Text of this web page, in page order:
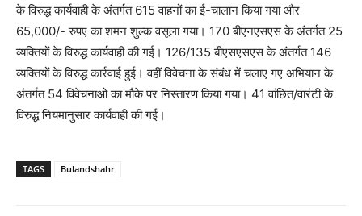
के विरुद्ध कार्यवाही के अंतर्गत 615 वाहनों का ई-चालान किया गया और
65,000/- रुपए का शमन शुल्क वसूला गया। 170 बीएनएसएस के अंतर्गत 25
व्यक्तियों के विरुद्ध कार्यवाही की गई। 126/135 बीएसएसएस के अंतर्गत 146
व्यक्तियों के विरुद्ध कार्रवाई हुई। वहीं विवेचना के संबंध में चलाए गए अभियान के
अंतर्गत 54 विवेचनाओं का मौके पर निस्तारण किया गया। 41 वांछित/वारंटी के
विरुद्ध नियमानुसार कार्यवाही की गई।
TAGS Bulandshahr